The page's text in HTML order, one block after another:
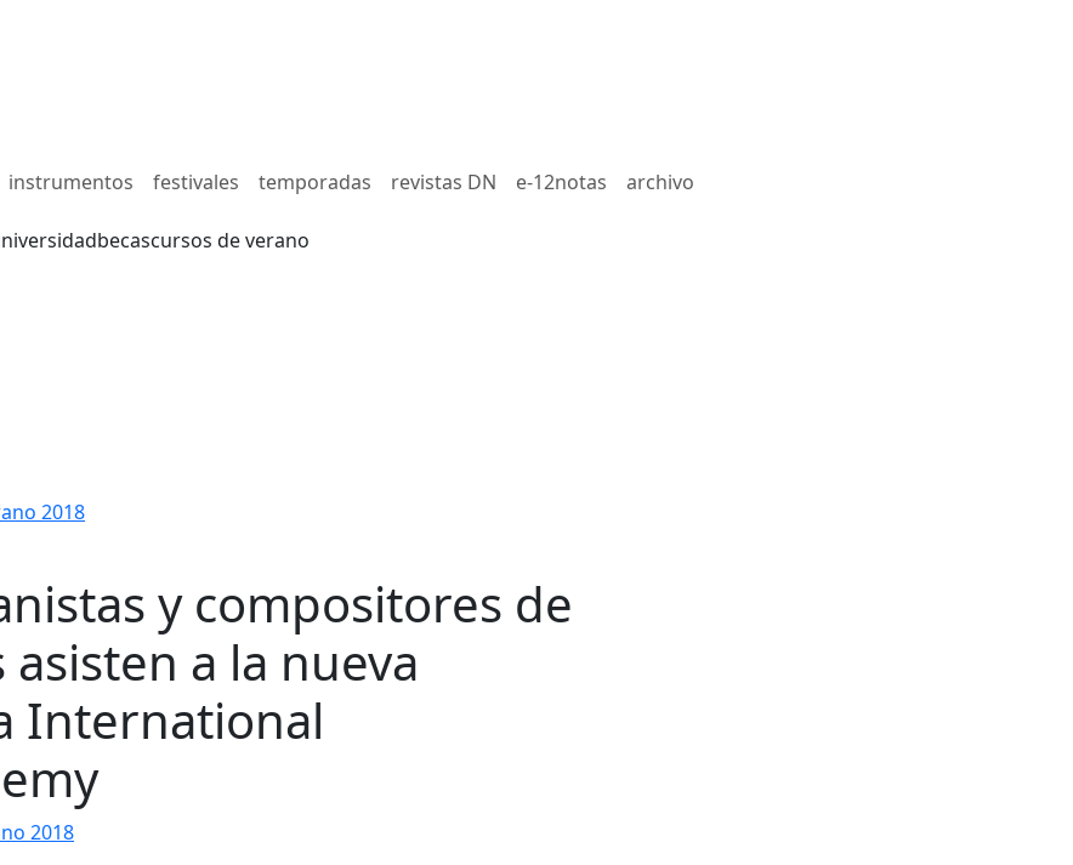
instrumentos festivales temporadas revistas DN e-12notas archivo
becascursos de verano
2018
y compositores de
a la nueva
International
2018